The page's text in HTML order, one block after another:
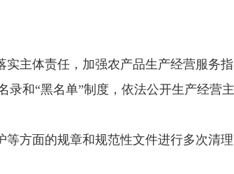
主体责任，加强农产品生产经营服务
和“黑名单”制度，依法公开生产经营
方面的规章和规范性文件进行多次清